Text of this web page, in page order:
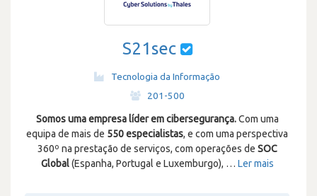
S21sec
Tecnologia da Informação
201-500
Somos uma empresa líder em cibersegurança.Com uma
equipa de mais de 550 especialistas, e com uma perspectiva
360º na prestação de serviços, com operações de SOC
Global(Espanha, Portugal e Luxemburgo), … Ler mais